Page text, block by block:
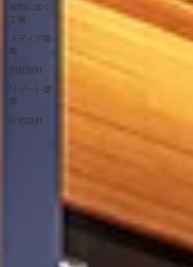
採用に効く
工場
メディア掲
載
別荘設計
リゾート建
築
住宅設計